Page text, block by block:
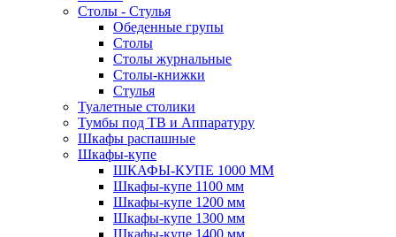
Столы - Стулья
Обеденные групы
Столы
Столы журнальные
Столы-книжки
Стулья
Туалетные столики
Тумбы под ТВ и Аппаратуру
Шкафы распашные
Шкафы-купе
ШКАФЫ-КУПЕ 1000 ММ
Шкафы-купе 1100 мм
Шкафы-купе 1200 мм
Шкафы-купе 1300 мм